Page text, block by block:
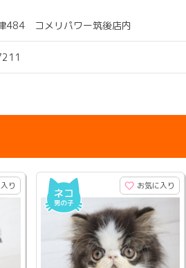
484 コメリパワー筑後店内
り お気に入り